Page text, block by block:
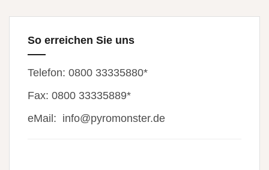
So erreichen Sie uns
Telefon: 0800 33335880*
Fax: 0800 33335889*
eMail: info@pyromonster.de